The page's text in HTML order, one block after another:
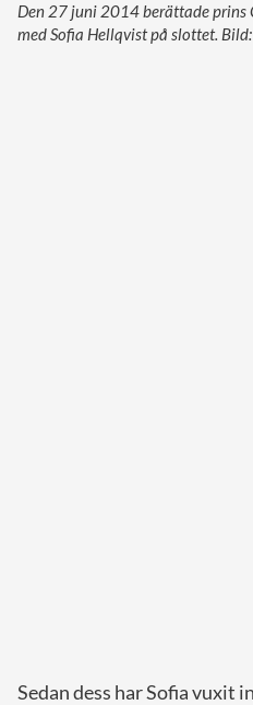
Den 27 juni 2014 berättade prins
med Sofia Hellqvist på slottet.
Sedan dess har Sofia vuxit